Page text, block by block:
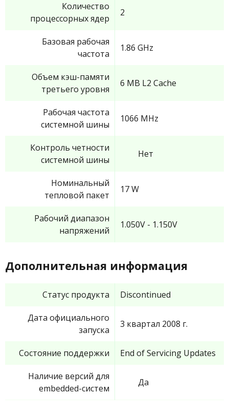
Количество
процессорных ядер
2
Базовая рабочая
частота
1.86 GHz
Объем кэш-памяти
третьего уровня
6 MB L2 Cache
Рабочая частота
системной шины
1066 MHz
Контроль четности
системной шины
Нет
Номинальный
тепловой пакет
17 W
Рабочий диапазон
напряжений
1.050V - 1.150V
Дополнительная информация
Статус продукта Discontinued
Дата официального
запуска
3 квартал 2008 г.
Состояние поддержки End of Servicing Updates
Наличие версий для
embedded-систем
Да